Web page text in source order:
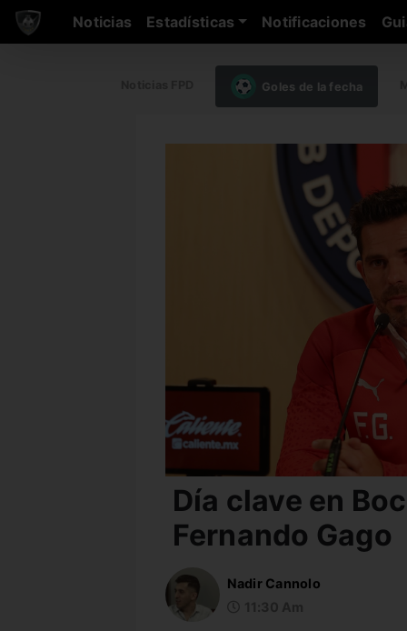
Noticias Estadísticas Notificaciones
Goles de la fecha
Día clave en
Fernando Gago
Nadir Cannolo